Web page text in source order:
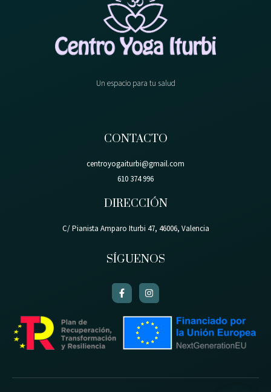
Un espacio para tu salud
CONTACTO
centroyogaiturbi@gmail.com
610 374 996
DIRECCIÓN
C/ Pianista Amparo Iturbi 47, 46006, Valencia
SÍGUENOS